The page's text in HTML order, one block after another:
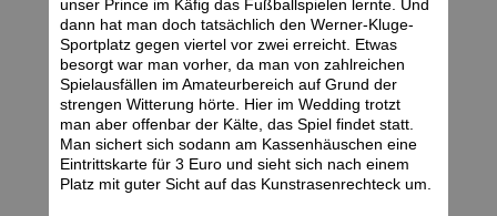
unser Prince im Käfig das Fußballspielen lernte. Und
dann hat man doch tatsächlich den Werner-Kluge-
Sportplatz gegen viertel vor zwei erreicht. Etwas
besorgt war man vorher, da man von zahlreichen
Spielausfällen im Amateurbereich auf Grund der
strengen Witterung hörte. Hier im Wedding trotzt
man aber offenbar der Kälte, das Spiel findet statt.
Man sichert sich sodann am Kassenhäuschen eine
Eintrittskarte für 3 Euro und sieht sich nach einem
Platz mit guter Sicht auf das Kunstrasenrechteck um.